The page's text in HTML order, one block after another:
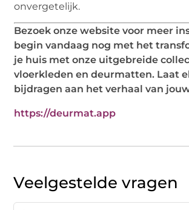
onvergetelijk.
Bezoek onze website voor meer
begin vandaag nog met het
je huis met onze uitgebreide
vloerkleden en deurmatten. Laat
bijdragen aan het verhaal van
https://deurmat.app
Veelgestelde vragen